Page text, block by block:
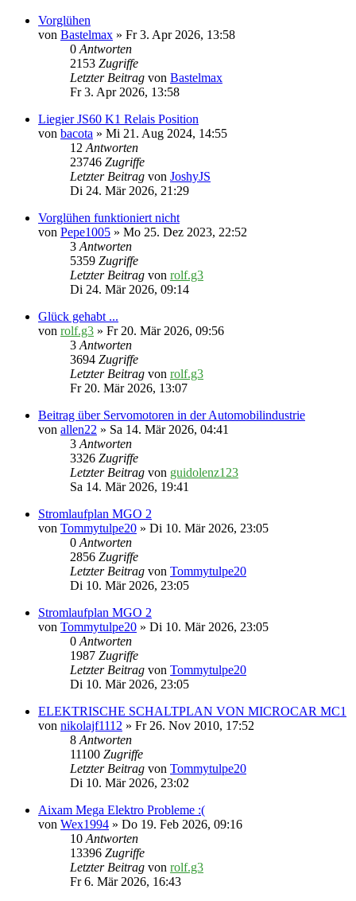
Vorglühen
von Bastelmax » Fr 3. Apr 2026, 13:58
0Antworten
2153 Zugriffe
Letzter Beitrag von Bastelmax
Fr 3. Apr 2026, 13:58
Liegier JS60 K1 Relais Position
von bacota » Mi 21. Aug 2024, 14:55
12Antworten
23746 Zugriffe
Letzter Beitrag von JoshyJS
Di 24. Mär 2026, 21:29
Vorglühen funktioniert nicht
von Pepe1005 » Mo 25. Dez 2023, 22:52
3Antworten
5359 Zugriffe
Letzter Beitrag von rolf.g3
Di 24. Mär 2026, 09:14
Glück gehabt ...
von rolf.g3 » Fr 20. Mär 2026, 09:56
3Antworten
3694 Zugriffe
Letzter Beitrag von rolf.g3
Fr 20. Mär 2026, 13:07
Beitrag über Servomotoren in der Automobilindustrie
von allen22 » Sa 14. Mär 2026, 04:41
3Antworten
3326 Zugriffe
Letzter Beitrag von guidolenz123
Sa 14. Mär 2026, 19:41
Stromlaufplan MGO 2
von Tommytulpe20 » Di 10. Mär 2026, 23:05
0Antworten
2856 Zugriffe
Letzter Beitrag von Tommytulpe20
Di 10. Mär 2026, 23:05
Stromlaufplan MGO 2
von Tommytulpe20 » Di 10. Mär 2026, 23:05
0Antworten
1987 Zugriffe
Letzter Beitrag von Tommytulpe20
Di 10. Mär 2026, 23:05
ELEKTRISCHE SCHALTPLAN VON MICROCAR MC1
von nikolajf1112 » Fr 26. Nov 2010, 17:52
8Antworten
11100 Zugriffe
Letzter Beitrag von Tommytulpe20
Di 10. Mär 2026, 23:02
Aixam Mega Elektro Probleme :(
von Wex1994 » Do 19. Feb 2026, 09:16
10Antworten
13396 Zugriffe
Letzter Beitrag von rolf.g3
Fr 6. Mär 2026, 16:43